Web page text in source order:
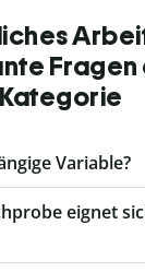
Fragen
Kategorie
Variable?
eignet